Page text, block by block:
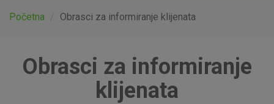
Mala poduzeća i obrtnici
Globalna tržišta
Početna Obrasci za informiranje klijenata
Obrasci za informiranje
klijenata